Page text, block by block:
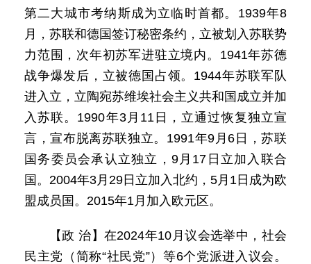
第二大城市考纳斯成为立临时首都。1939年8
月，苏联和德国签订秘密条约，立被划入苏联势
力范围，次年初苏军进驻立境内。1941年苏德
战争爆发后，立被德国占领。1944年苏联军队
进入立，立陶宛苏维埃社会主义共和国成立并加
入苏联。1990年3月11日，立通过恢复独立宣
言，宣布脱离苏联独立。1991年9月6日，苏联
国务委员会承认立独立，9月17日立加入联合
国。2004年3月29日立加入北约，5月1日成为欧
盟成员国。2015年1月加入欧元区。
【政 治】在2024年10月议会选举中，社会
民主党（简称“社民党”）等6个党派进入议会。